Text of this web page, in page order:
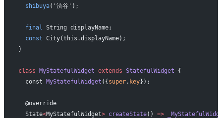
  shibuya
('渋谷');
  final
String displayName;
  const
City(this.displayName);
}
class MyStatefulWidget extends StatefulWidget {
  const
MyStatefulWidget ({super. key});
  @override
  State
<MyStatefulWidget> createState() =>